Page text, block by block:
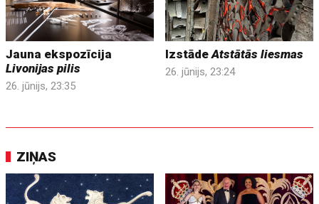
Jauna ekspozīcija
Livonijas pilis
26. jūnijs, 23:35
IzstādeAtstātās liesmas
26. jūnijs, 23:24
ZIŅAS